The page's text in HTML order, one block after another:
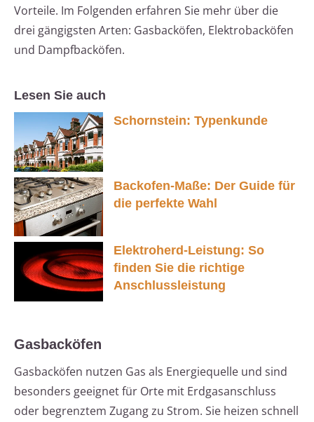
Vorteile. Im Folgenden erfahren Sie mehr über die
drei gängigsten Arten: Gasbacköfen, Elektrobacköfen
und Dampfbacköfen.
Lesen Sie auch
Schornstein: Typenkunde
Backofen-Maße: Der Guide für
die perfekte Wahl
Elektroherd-Leistung: So
finden Sie die richtige
Anschlussleistung
Gasbacköfen
Gasbacköfen nutzen Gas als Energiequelle und sind
besonders geeignet für Orte mit Erdgasanschluss
oder begrenztem Zugang zu Strom. Sie heizen schnell